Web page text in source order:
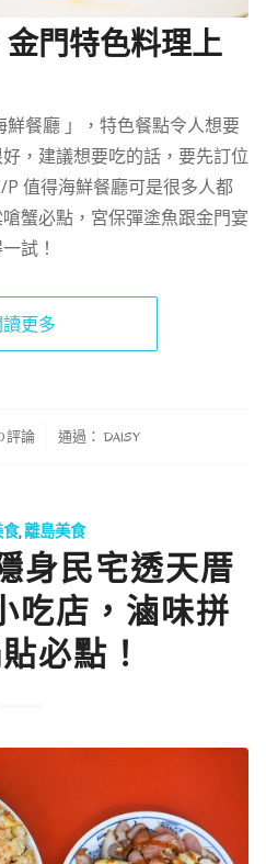
門特色料理上
餐廳 」，特色餐點令人想要
，建議想要吃的話，要先訂位
值得海鮮餐廳可是很多人都
蟹必點，宮保彈塗魚跟金門宴
試！
更多
評論 通過： DAISY
,離島美食
身民宅透天厝
吃店，滷味拼
必點！